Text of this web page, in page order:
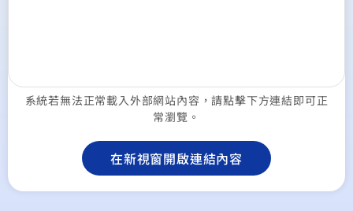
系統若無法正常載入外部網站內容，請點擊下方連結即可正
常瀏覽。
在新視窗開啟連結內容